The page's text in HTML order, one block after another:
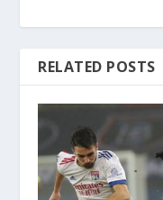
RELATED POSTS